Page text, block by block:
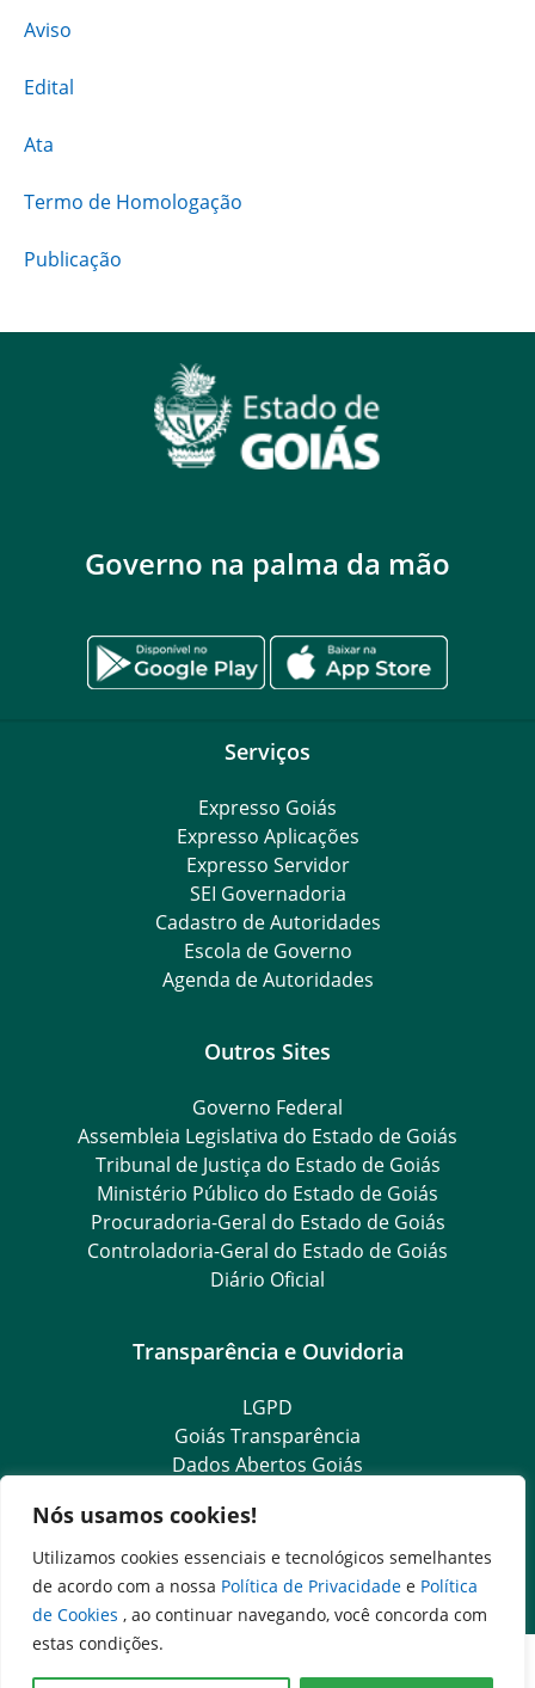
Nós usamos cookies!
Utilizamos cookies essenciais e tecnológicos semelhantes
de acordo com a nossa Política de Privacidade e Política
de Cookies , ao continuar navegando, você concorda com
estas condições.
Aviso
Edital
Ata
Termo de Homologação
Publicação
Governo na palma da mão
Serviços
Expresso Goiás
Expresso Aplicações
Expresso Servidor
SEI Governadoria
Cadastro de Autoridades
Escola de Governo
Agenda de Autoridades
Outros Sites
Governo Federal
Assembleia Legislativa do Estado de Goiás
Tribunal de Justiça do Estado de Goiás
Ministério Público do Estado de Goiás
Procuradoria-Geral do Estado de Goiás
Controladoria-Geral do Estado de Goiás
Diário Oficial
Transparência e Ouvidoria
LGPD
Goiás Transparência
Dados Abertos Goiás
e-SIC – Serviço Eletrônico de Informação ao Cidadão
Ouvidoria Setorial (Expresso)
Ouvidoria Setorial (Presencial)